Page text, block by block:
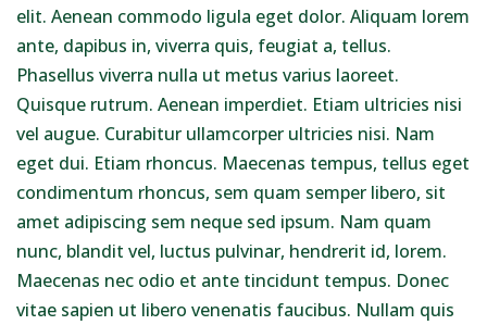
elit. Aenean commodo ligula eget dolor. Aliquam lorem
ante, dapibus in, viverra quis, feugiat a, tellus.
Phasellus viverra nulla ut metus varius laoreet.
Quisque rutrum. Aenean imperdiet. Etiam ultricies nisi
vel augue. Curabitur ullamcorper ultricies nisi. Nam
eget dui. Etiam rhoncus. Maecenas tempus, tellus eget
condimentum rhoncus, sem quam semper libero, sit
amet adipiscing sem neque sed ipsum. Nam quam
nunc, blandit vel, luctus pulvinar, hendrerit id, lorem.
Maecenas nec odio et ante tincidunt tempus. Donec
vitae sapien ut libero venenatis faucibus. Nullam quis